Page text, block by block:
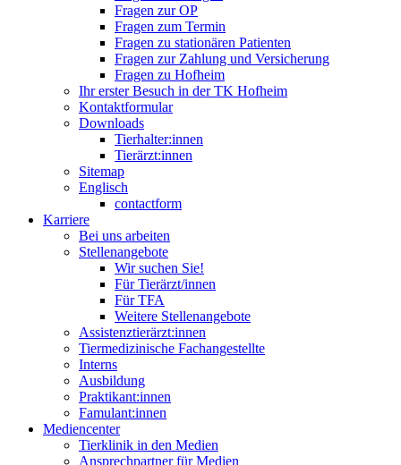
Fragen zur OP
Fragen zum Termin
Fragen zu stationären Patienten
Fragen zur Zahlung und Versicherung
Fragen zu Hofheim
Ihr erster Besuch in der TK Hofheim
Kontaktformular
Downloads
Tierhalter:innen
Tierärzt:innen
Sitemap
Englisch
contactform
Karriere
Bei uns arbeiten
Stellenangebote
Wir suchen Sie!
Für Tierärzt/innen
Für TFA
Weitere Stellenangebote
Assistenztierärzt:innen
Tiermedizinische Fachangestellte
Interns
Ausbildung
Praktikant:innen
Famulant:innen
Mediencenter
Tierklinik in den Medien
Ansprechpartner für Medien